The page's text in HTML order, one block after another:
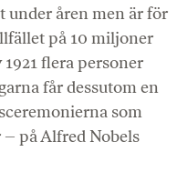
under åren men är för
på 10 miljoner
flera personer
får dessutom en
som
– på Alfred Nobels